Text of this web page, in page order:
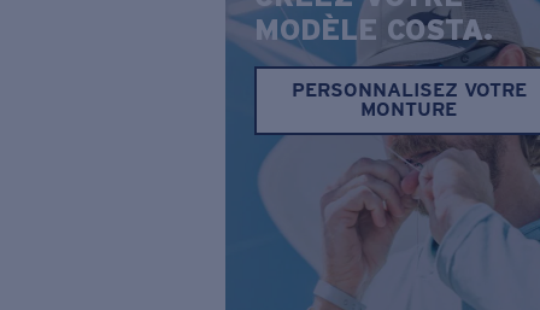
MODÈLE COSTA.
PERSONNALISEZ VOTRE
MONTURE